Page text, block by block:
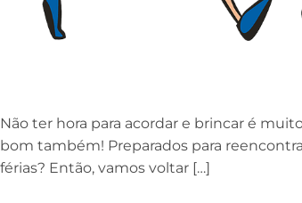
Não ter hora para acordar e brincar é
bom também! Preparados para
férias? Então, vamos voltar […]